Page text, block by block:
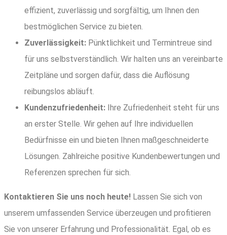
effizient, zuverlässig und sorgfältig, um Ihnen den
bestmöglichen Service zu bieten.
Zuverlässigkeit: Pünktlichkeit und Termintreue sind
für uns selbstverständlich. Wir halten uns an vereinbarte
Zeitpläne und sorgen dafür, dass die Auflösung
reibungslos abläuft.
Kundenzufriedenheit: Ihre Zufriedenheit steht für uns
an erster Stelle. Wir gehen auf Ihre individuellen
Bedürfnisse ein und bieten Ihnen maßgeschneiderte
Lösungen. Zahlreiche positive Kundenbewertungen und
Referenzen sprechen für sich.
Kontaktieren Sie uns noch heute! Lassen Sie sich von
unserem umfassenden Service überzeugen und profitieren
Sie von unserer Erfahrung und Professionalität. Egal, ob es